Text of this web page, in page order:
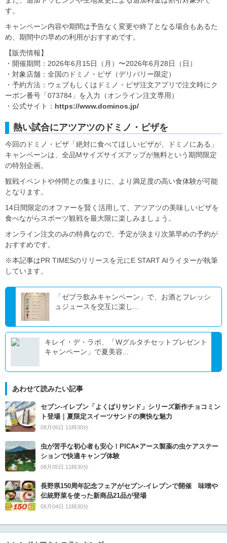
す。
キャンペーン内容や期間は予告なく変更や終了となる場合もあるた
め、期間中の早めの利用がおすすめです。
【販売情報】
・開催期間：2026年6月15日（月）〜2026年6月28日（日）
・対象店舗：全国のドミノ・ピザ（デリバリー限定）
・予約方法：ウェブもしくはドミノ・ピザ注文アプリで注文時にク
ーポン番号「073784」を入力（オンライン注文専用）
・公式サイト： https://www.dominos.jp/
熱い試合にアツアツのドミノ・ピザを
今回のドミノ・ピザ「絶対に食べてほしいピザが、ドミノにある」
キャンペーンは、全品Mサイズサイズアップが無料という期間限定
の特別企画。
観戦イベントや仲間との集まりに、より満足度の高い食体験が可能
となります。
14日間限定のオファーを賢く活用して、アツアツの美味しいピザを
食べながらスポーツ観戦を最大限に楽しみましょう。
オンライン注文のみの特典なので、予定が決まり次第早めの予約が
おすすめです。
※本記事はPR TIMESのリリースを元にE START AIライターが執筆
しています。
「ゼブラ飲みキャンペーン」で、お酒とフレッシ
ュジュースを交互に楽し...
キレイ・デ・ラボ、「Wグルタチセットプレゼント
キャンペーン」で夏美容...
あわせて読みたい記事
セブン‐イレブン「よくばりサンド」シリーズ新作チョコミン
ト登場｜夏限定スイーツサンドの爽快な魅力
08月06日 11時30分
虫が苦手な初心者も安心！PICA×アース製薬の虫ケアステー
ションで快適キャンプ体験
08月05日 11時30分
長野県150周年記念フェアがセブン-イレブンで開催 味噌や
伝統野菜を使った新商品21品が登場
08月04日 11時30分